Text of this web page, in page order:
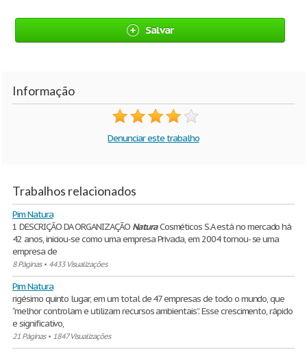
Salvar
Informação
Denunciar este trabalho
Trabalhos relacionados
Pim Natura
1 DESCRIÇÃO DA ORGANIZAÇÃO NaturaCosméticos S.A está no mercado há
42 anos, iniciou-se como uma empresa Privada, em 2004 tornou- se uma
empresa de
8 Páginas• 4433 Visualizações
Pim Natura
rigésimo quinto lugar, em um total de 47 empresas de todo o mundo, que
“melhor controlam e utilizam recursos ambientais”. Esse crescimento, rápido
e significativo,
21 Páginas• 1847 Visualizações